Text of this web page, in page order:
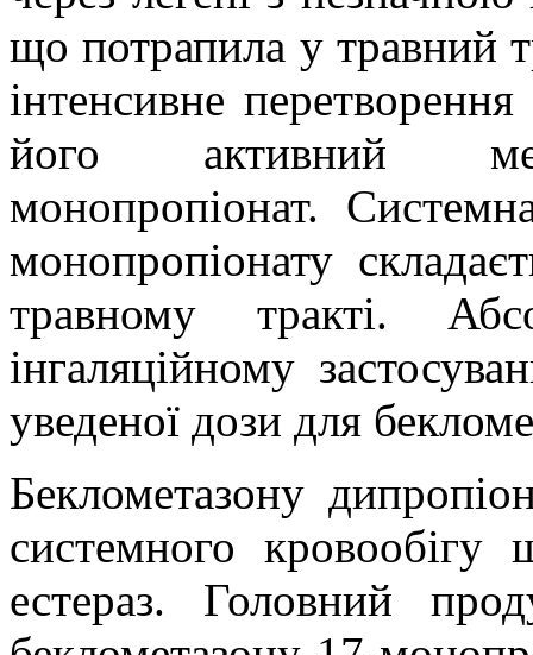
що потрапила у травний
інтенсивне
його активний
монопропіонат.
монопропіонату
травному тракті.
інгаляційному
уведеної дози для
Беклометазону
системного
естераз. Головний